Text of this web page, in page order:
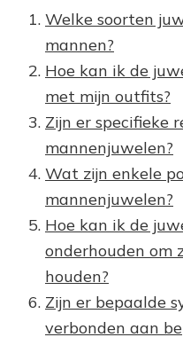
Welke soorten
mannen?
Hoe kan ik de
met mijn outfits?
Zijn er specifieke
mannenjuwelen?
Wat zijn enkele
mannenjuwelen?
Hoe kan ik de
onderhouden om
houden?
Zijn er bepaalde
verbonden aan